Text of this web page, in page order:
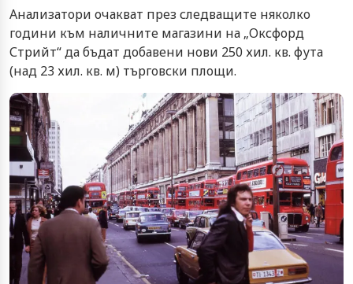
Анализатори очакват през следващите няколко
години към наличните магазини на „Оксфорд
Стрийт“ да бъдат добавени нови 250 хил. кв. фута
(над 23 хил. кв. м) търговски площи.